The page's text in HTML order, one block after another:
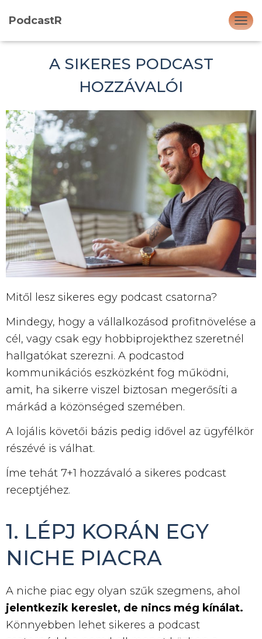
PodcastR
N
A
Ö
S
S
Z
E
Z
Á
R
Á
S
A
A SIKERES PODCAST
HOZZÁVALÓI
Mitől lesz sikeres egy podcast csatorna?
Mindegy, hogy a vállalkozásod profitnövelése a
cél, vagy csak egy hobbiprojekthez szeretnél
hallgatókat szerezni. A podcastod
kommunikációs eszközként fog működni,
amit, ha sikerre viszel biztosan megerősíti a
márkád a közönséged szemében.
A lojális követői bázis pedig idővel az ügyfélkör
részévé is válhat.
Íme tehát 7+1 hozzávaló a sikeres podcast
receptjéhez.
1. LÉPJ KORÁN EGY
NICHE PIACRA
A niche piac egy olyan szűk szegmens, ahol
jelentkezik kereslet, de nincs még kínálat.
Könnyebben lehet sikeres a podcast